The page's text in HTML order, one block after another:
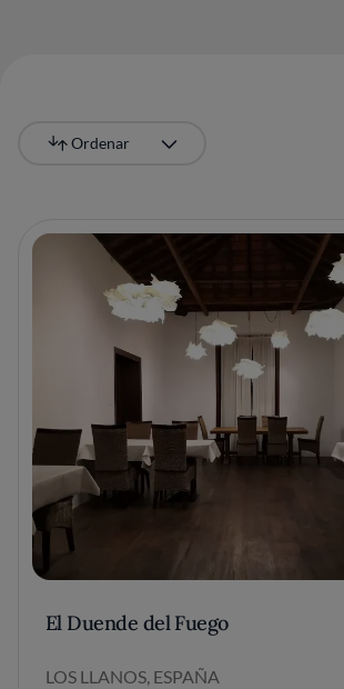
Ordenar
Más recientes
El Duende del Fuego
LOS LLANOS, ESPAÑA